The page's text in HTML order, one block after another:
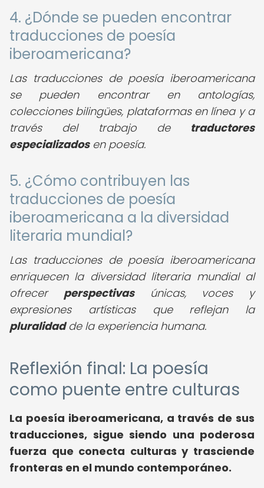
4. ¿Dónde se pueden encontrar
traducciones de poesía
iberoamericana?
Las traducciones de poesía iberoamericana
se pueden encontrar en antologías,
colecciones bilingües, plataformas en línea y a
través del trabajo de traductores
especializadosen poesía.
5. ¿Cómo contribuyen las
traducciones de poesía
iberoamericana a la diversidad
literaria mundial?
Las traducciones de poesía iberoamericana
enriquecen la diversidad literaria mundial al
ofrecer perspectivasúnicas, voces y
expresiones artísticas que reflejan la
pluralidadde la experiencia humana.
Reflexión final: La poesía
como puente entre culturas
La poesía iberoamericana, a través de sus
traducciones, sigue siendo una poderosa
fuerza que conecta culturas y trasciende
fronteras en el mundo contemporáneo.